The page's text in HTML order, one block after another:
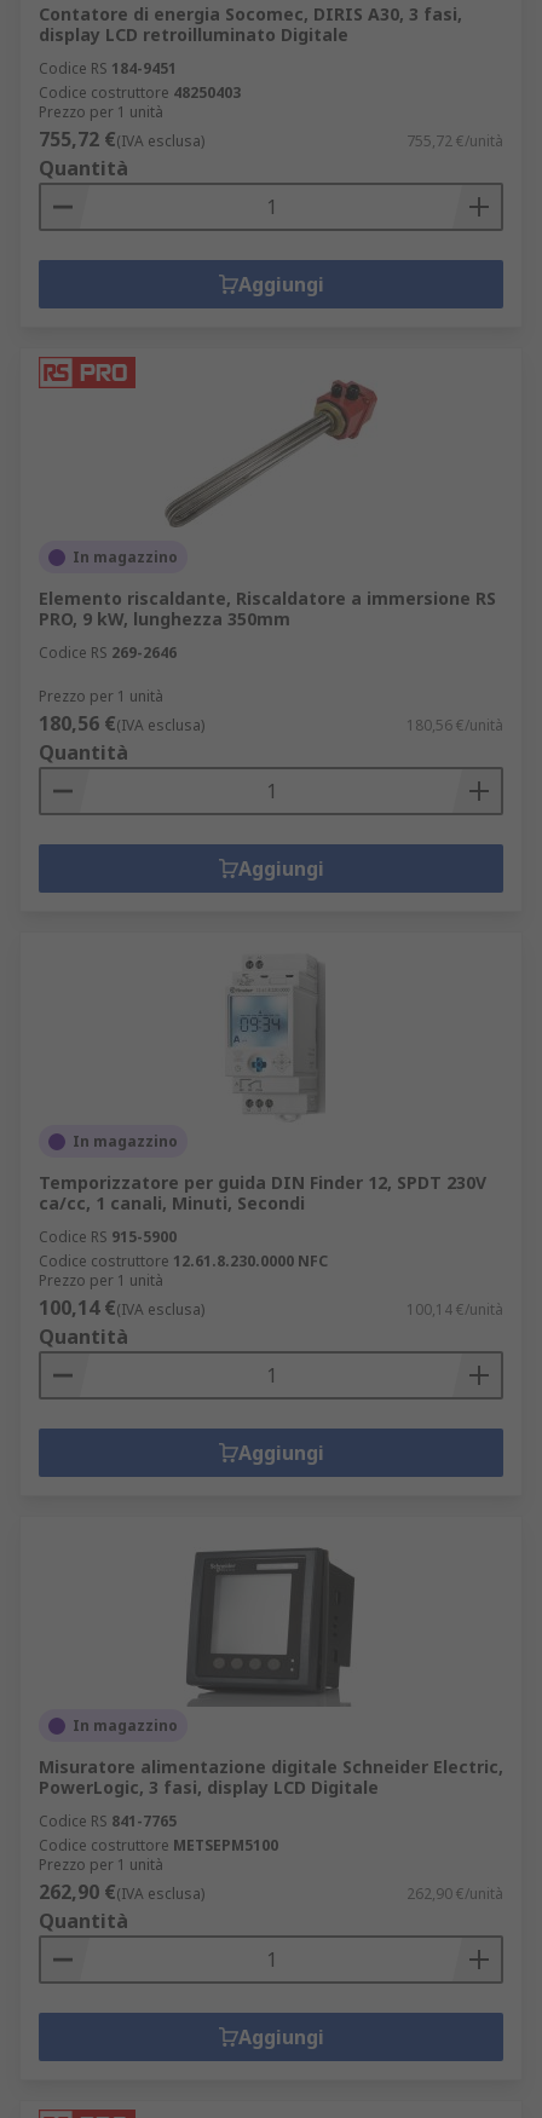
Contatore di energia Socomec, DIRIS A30, 3 fasi,
display LCD retroilluminato Digitale
Codice RS 184-9451
Codice costruttore 48250403
Prezzo per 1 unità
755,72 €(IVA esclusa) 755,72 €/unità
Quantità
Aggiungi
In magazzino
Elemento riscaldante, Riscaldatore a immersione RS
PRO, 9 kW, lunghezza 350mm
Codice RS 269-2646
Prezzo per 1 unità
180,56 €(IVA esclusa) 180,56 €/unità
Quantità
Aggiungi
In magazzino
Temporizzatore per guida DIN Finder 12, SPDT 230V
ca/cc, 1 canali, Minuti, Secondi
Codice RS 915-5900
Codice costruttore 12.61.8.230.0000 NFC
Prezzo per 1 unità
100,14 €(IVA esclusa) 100,14 €/unità
Quantità
Aggiungi
In magazzino
Misuratore alimentazione digitale Schneider Electric,
PowerLogic, 3 fasi, display LCD Digitale
Codice RS 841-7765
Codice costruttore METSEPM5100
Prezzo per 1 unità
262,90 €(IVA esclusa) 262,90 €/unità
Quantità
Aggiungi